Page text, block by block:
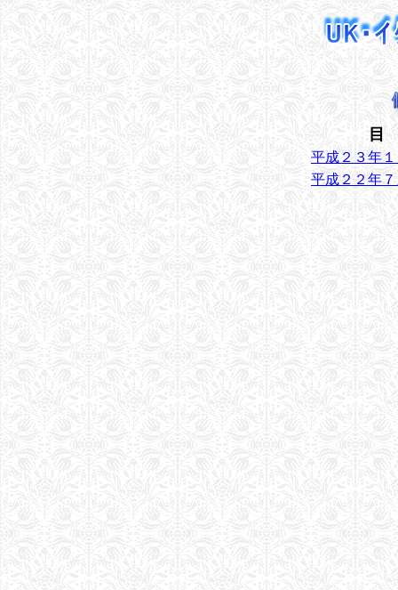
目
平成２３年
平成２２年